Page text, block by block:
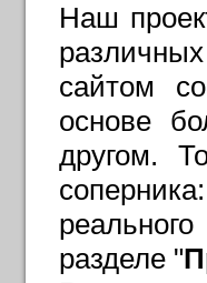
Наш
сайтом
основе
другом.
разделе "